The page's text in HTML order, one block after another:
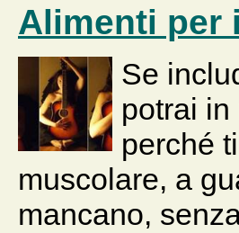
Alimenti per
Se
potrai
perché
muscolare, a
mancano,